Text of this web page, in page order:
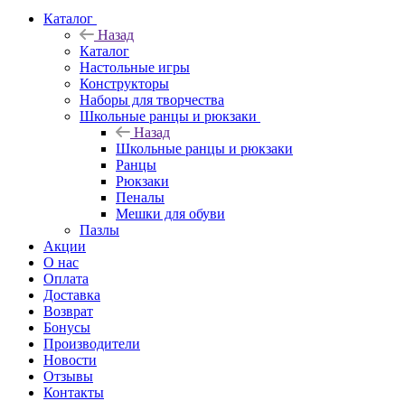
Каталог
Назад
Каталог
Настольные игры
Конструкторы
Наборы для творчества
Школьные ранцы и рюкзаки
Назад
Школьные ранцы и рюкзаки
Ранцы
Рюкзаки
Пеналы
Мешки для обуви
Пазлы
Акции
О нас
Оплата
Доставка
Возврат
Бонусы
Производители
Новости
Отзывы
Контакты